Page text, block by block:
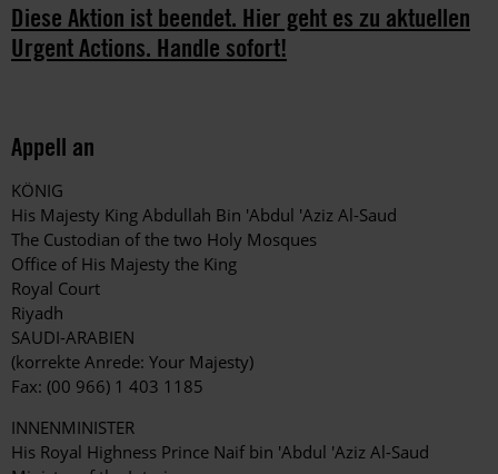
Diese Aktion ist beendet. Hier geht es zu aktuellen
Urgent Actions. Handle sofort!
Appell an
KÖNIG
His Majesty King Abdullah Bin 'Abdul 'Aziz Al-Saud
The Custodian of the two Holy Mosques
Office of His Majesty the King
Royal Court
Riyadh
SAUDI-ARABIEN
(korrekte Anrede: Your Majesty)
Fax: (00 966) 1 403 1185
INNENMINISTER
His Royal Highness Prince Naif bin 'Abdul 'Aziz Al-Saud